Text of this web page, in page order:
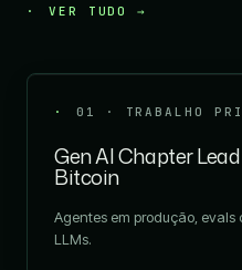
VER TUDO →
01 · TRABALHO
Gen AI Chapter
Bitcoin
Agentes em produção,
LLMs.